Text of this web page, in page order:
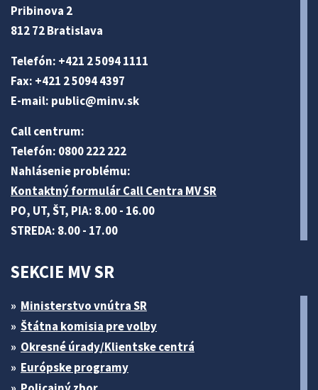
Pribinova 2
812 72 Bratislava
Telefón: +421 2 5094 1111
Fax: +421 2 5094 4397
E-mail: public@minv.sk
Call centrum:
Telefón: 0800 222 222
Nahlásenie problému:
Kontaktný formulár Call Centra MV SR
PO, UT, ŠT, PIA: 8.00 - 16.00
STREDA: 8.00 - 17.00
SEKCIE MV SR
Ministerstvo vnútra SR
Štátna komisia pre volby
Okresné úrady/Klientske centrá
Európske programy